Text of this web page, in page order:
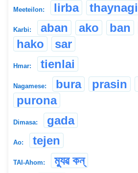
Meeteilon: lirba thaynagi
Karbi: aban ako ban
hako
sar
Hmar: tienlai
Nagamese: bura prasin
purona
Dimasa: gada
Ao: tejen
TAI-Ahom: ম্যুৱ কন্